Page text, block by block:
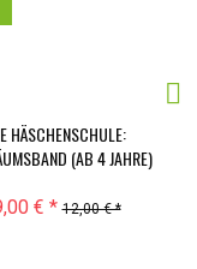
HÄSCHENSCHULE:
(AB 4 JAHRE)
€ * 12,00 € *